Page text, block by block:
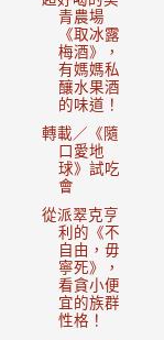
青農場
《取冰露
梅酒》，
有媽媽私
釀水果酒
的味道！
轉載／《隨
口愛地
球》試吃
會
從派翠克亨
利的《不
自由，毋
寧死》，
看貪小便
宜的族群
性格！